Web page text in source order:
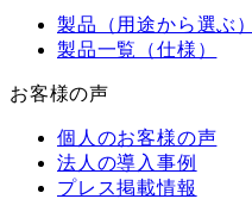
製品（用途から選ぶ）
製品一覧（仕様）
お客様の声
個人のお客様の声
法人の導入事例
プレス掲載情報